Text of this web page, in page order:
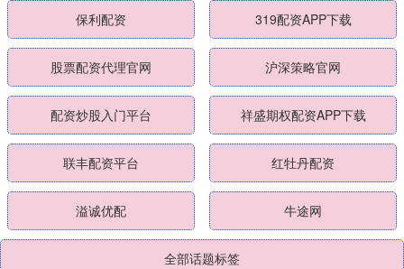
保利配资 319配资APP下载
股票配资代理官网 沪深策略官网
配资炒股入门平台 祥盛期权配资APP下载
联丰配资平台 红牡丹配资
溢诚优配 牛途网
全部话题标签